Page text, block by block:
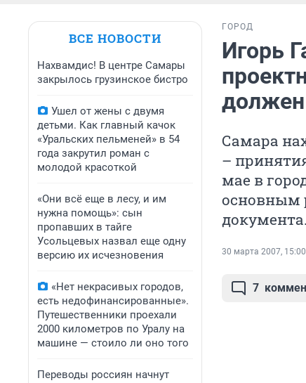
ВСЕ НОВОСТИ
Нахвамдис! В центре Самары
закрылось грузинское бистро
Ушел от жены с двумя
детьми. Как главный качок
«Уральских пельменей» в 54
года закрутил роман с
молодой красоткой
«Они всё еще в лесу, и им
нужна помощь»: сын
пропавших в тайге
Усольцевых назвал еще одну
версию их исчезновения
«Нет некрасивых городов,
есть недофинансированные».
Путешественники проехали
2000 километров по Уралу на
машине — стоило ли оно того
Переводы россиян начнут
ГОРОД
Игорь
должен
Самара
–
мае в
основным
30 марта 2007, 15:00
7